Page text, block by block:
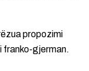
propozimi
franko-gjerman.